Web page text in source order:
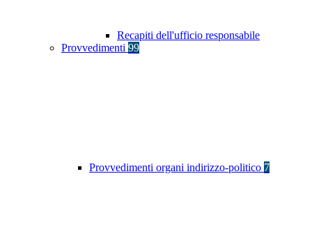
Recapiti dell'ufficio responsabile
Provvedimenti 99
Provvedimenti organi indirizzo-politico 7